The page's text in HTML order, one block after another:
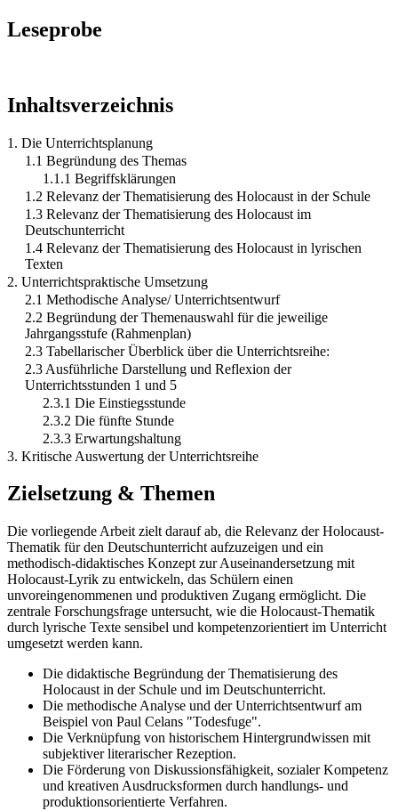
Leseprobe
Inhaltsverzeichnis
1. Die Unterrichtsplanung
1.1 Begründung des Themas
1.1.1 Begriffsklärungen
1.2 Relevanz der Thematisierung des Holocaust in der Schule
1.3 Relevanz der Thematisierung des Holocaust im
Deutschunterricht
1.4 Relevanz der Thematisierung des Holocaust in lyrischen
Texten
2. Unterrichtspraktische Umsetzung
2.1 Methodische Analyse/ Unterrichtsentwurf
2.2 Begründung der Themenauswahl für die jeweilige
Jahrgangsstufe (Rahmenplan)
2.3 Tabellarischer Überblick über die Unterrichtsreihe:
2.3 Ausführliche Darstellung und Reflexion der
Unterrichtsstunden 1 und 5
2.3.1 Die Einstiegsstunde
2.3.2 Die fünfte Stunde
2.3.3 Erwartungshaltung
3. Kritische Auswertung der Unterrichtsreihe
Zielsetzung & Themen
Die vorliegende Arbeit zielt darauf ab, die Relevanz der Holocaust-
Thematik für den Deutschunterricht aufzuzeigen und ein
methodisch-didaktisches Konzept zur Auseinandersetzung mit
Holocaust-Lyrik zu entwickeln, das Schülern einen
unvoreingenommenen und produktiven Zugang ermöglicht. Die
zentrale Forschungsfrage untersucht, wie die Holocaust-Thematik
durch lyrische Texte sensibel und kompetenzorientiert im Unterricht
umgesetzt werden kann.
Die didaktische Begründung der Thematisierung des
Holocaust in der Schule und im Deutschunterricht.
Die methodische Analyse und der Unterrichtsentwurf am
Beispiel von Paul Celans "Todesfuge".
Die Verknüpfung von historischem Hintergrundwissen mit
subjektiver literarischer Rezeption.
Die Förderung von Diskussionsfähigkeit, sozialer Kompetenz
und kreativen Ausdrucksformen durch handlungs- und
produktionsorientierte Verfahren.